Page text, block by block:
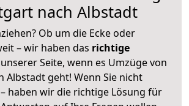
nach Albstadt
Ob um die Ecke oder
– wir haben das richtige
Seite, wenn es Umzüge von
Albstadt geht! Wenn Sie nicht
haben wir die richtige Lösung für